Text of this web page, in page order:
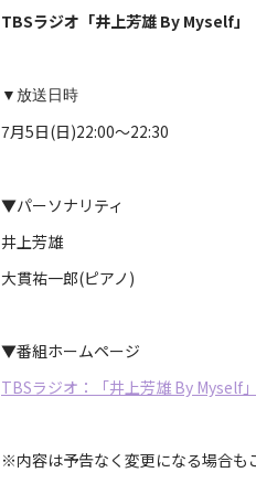
TBSラジオ「井上芳雄 By Myself」
▼放送日時
7月5日(日)22:00～22:30
▼パーソナリティ
井上芳雄
大貫祐一郎(ピアノ)
▼番組ホームページ
TBSラジオ：「井上芳雄 By Myself」
※内容は予告なく変更になる場合も